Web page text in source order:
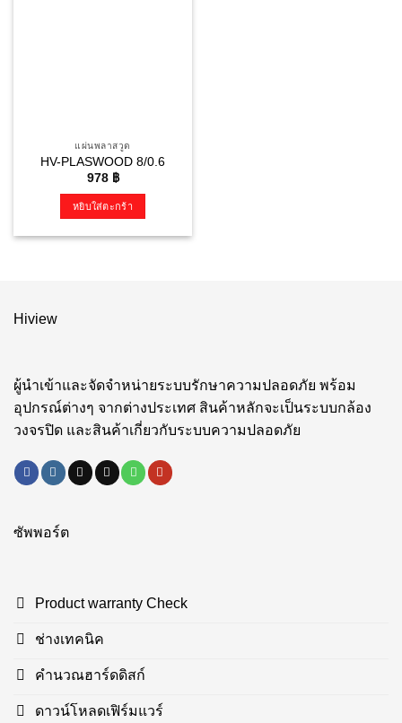
แผ่นพลาสวูด
HV-PLASWOOD 8/0.6
978 ฿
หยิบใส่ตะกร้า
Hiview
ผู้นำเข้าและจัดจำหน่ายระบบรักษาความปลอดภัย พร้อม
อุปกรณ์ต่างๆ จากต่างประเทศ สินค้าหลักจะเป็นระบบกล้อง
วงจรปิด และสินค้าเกี่ยวกับระบบความปลอดภัย
ซัพพอร์ต
Product warranty Check
ช่างเทคนิค
คำนวณฮาร์ดดิสก์
ดาวน์โหลดเฟิร์มแวร์